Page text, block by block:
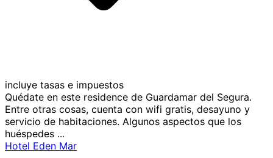
incluye tasas e impuestos
Quédate en este residence de Guardamar del Segura.
Entre otras cosas, cuenta con wifi gratis, desayuno y
servicio de habitaciones. Algunos aspectos que los
huéspedes ...
Hotel Eden Mar